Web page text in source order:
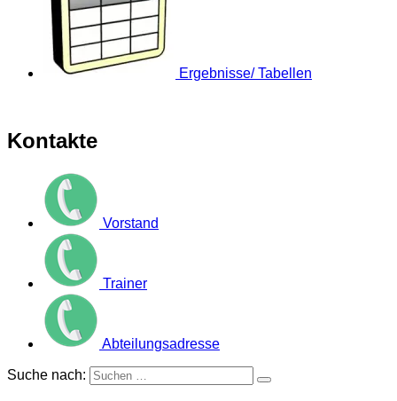
Ergebnisse/ Tabellen
Kontakte
Vorstand
Trainer
Abteilungsadresse
Suche nach: